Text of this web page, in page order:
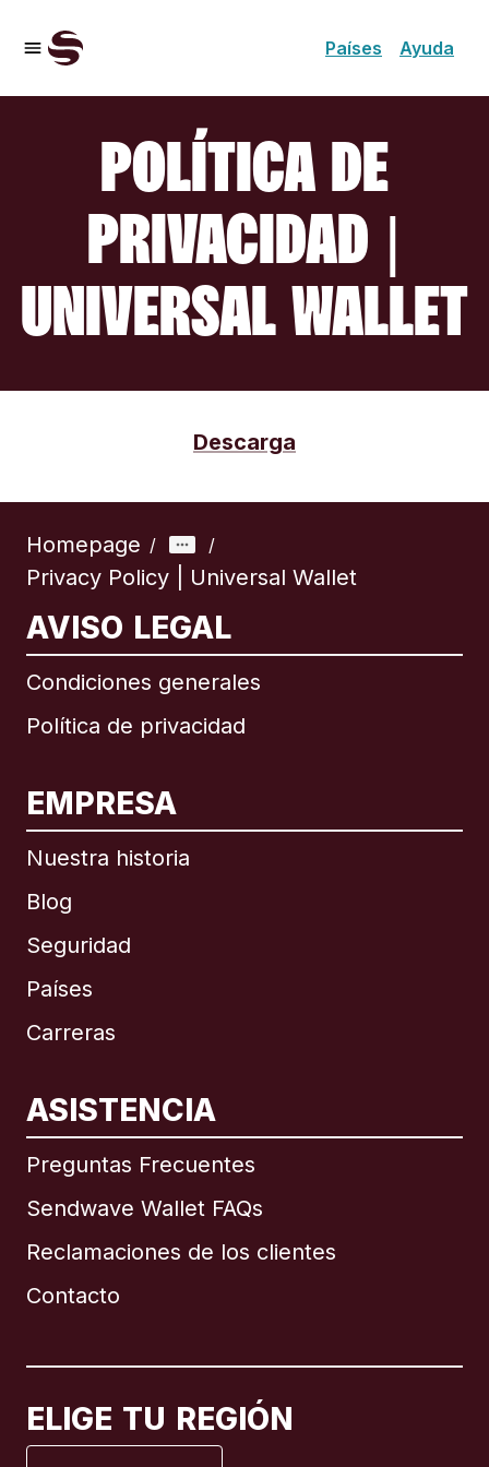
Países Ayuda
POLÍTICA DE
PRIVACIDAD |
UNIVERSAL WALLET
Descarga
Homepage / /
Privacy Policy | Universal Wallet
AVISO LEGAL
Condiciones generales
Política de privacidad
EMPRESA
Nuestra historia
Blog
Seguridad
Países
Carreras
ASISTENCIA
Preguntas Frecuentes
Sendwave Wallet FAQs
Reclamaciones de los clientes
Contacto
ELIGE TU REGIÓN
Internacional English
Brasil